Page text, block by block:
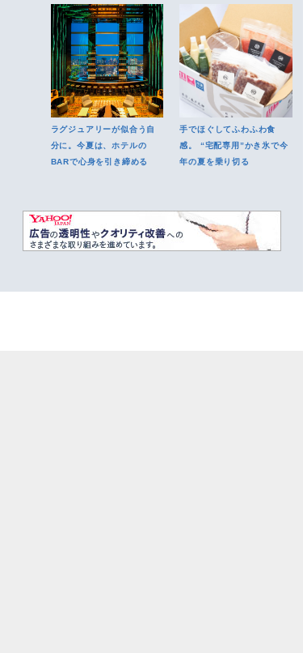
ラグジュアリーが似合う自
分に。今夏は、ホテルの
BARで心身を引き締める
手でほぐしてふわふわ食
感。 “宅配専用”かき氷で今
年の夏を乗り切る